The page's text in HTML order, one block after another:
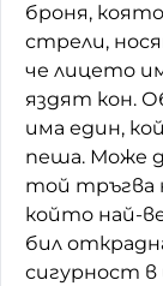
Като
Домашен
Питаме
До ре ми
броня,
стрели,
че лицето
яздят кон.
има един,
пеша. Може
той тръгва
който най-
бил
сигурност